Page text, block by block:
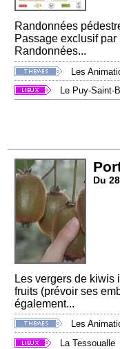
Randonnées
Passage exclusif
Randonnées...
Les
Le Puy-Saint-
Du
Les vergers de kiwis
fruits (prévoir ses
également...
Les
La Tessoualle